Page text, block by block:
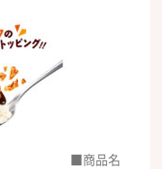
■商品名